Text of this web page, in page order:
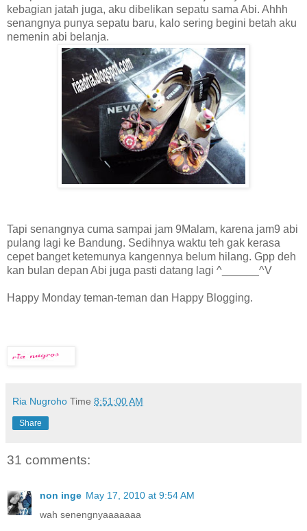
kebagian jatah juga, aku dibelikan sepatu sama Abi. Ahhh
senangnya punya sepatu baru, kalo sering begini betah aku
nemenin abi belanja.
Tapi senangnya cuma sampai jam 9Malam, karena jam9 abi
pulang lagi ke Bandung. Sedihnya waktu teh gak kerasa
cepet banget ketemunya kangennya belum hilang. Gpp deh
kan bulan depan Abi juga pasti datang lagi ^______^V
Happy Monday teman-teman dan Happy Blogging.
Ria Nugroho Time 8:51:00 AM
Share
31 comments:
non inge May 17, 2010 at 9:54 AM
wah senengnyaaaaaaa